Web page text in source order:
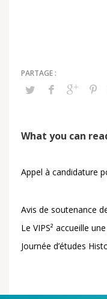
What you can
Appel à candidature
Avis de soutenance
Le VIPS² accueille
Journée d’études